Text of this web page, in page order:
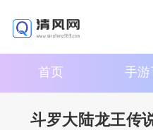
首页 手
斗罗大陆龙王传